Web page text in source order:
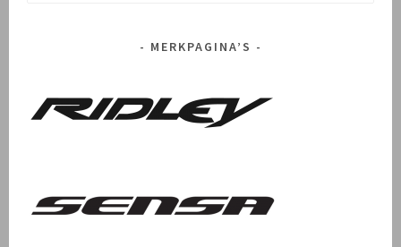
MERKPAGINA’S